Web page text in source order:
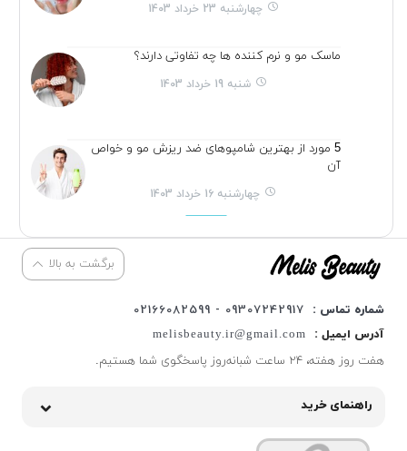
چهارشنبه 23 خرداد 1403
ماسک مو و نرم کننده ها چه تفاوتی دارند؟
شنبه 19 خرداد 1403
5 مورد از بهترین شامپوهای ضد ریزش مو و خواص
آن
چهارشنبه 16 خرداد 1403
برگشت به بالا
شماره تماس :
09307242917 - 02166082599
آدرس ایمیل :
melisbeauty.ir@gmail.com
هفت روز هفته، ۲۴ ساعت شبانه‌روز پاسخگوی شما هستیم.
راهنمای خرید